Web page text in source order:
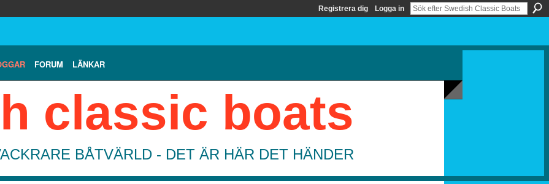
Registrera dig Logga in
FORUM LÄNKAR
classic boats
BÅTVÄRLD - DET ÄR HÄR DET HÄNDER